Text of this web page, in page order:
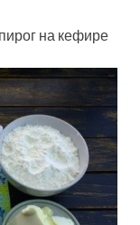
на кефире